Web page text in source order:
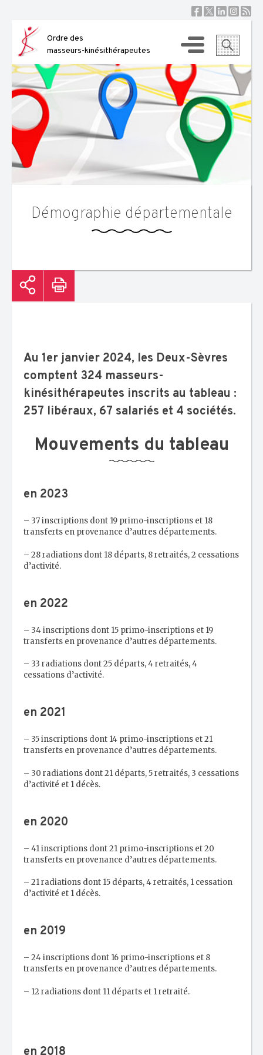
content
Ordre des
masseurs-kinésithérapeutes
Démographie départementale
Au 1er janvier 2024, les Deux-Sèvres
comptent 324 masseurs-
kinésithérapeutes inscrits au tableau :
257 libéraux, 67 salariés et 4 sociétés.
Mouvements du tableau
en 2023
– 37 inscriptions dont 19 primo-inscriptions et 18
transferts en provenance d’autres départements.
– 28 radiations dont 18 départs, 8 retraités, 2 cessations
d’activité.
en 2022
– 34 inscriptions dont 15 primo-inscriptions et 19
transferts en provenance d’autres départements.
– 33 radiations dont 25 départs, 4 retraités, 4
cessations d’activité.
en 2021
– 35 inscriptions dont 14 primo-inscriptions et 21
transferts en provenance d’autres départements.
– 30 radiations dont 21 départs, 5 retraités, 3 cessations
d’activité et 1 décès.
en 2020
– 41 inscriptions dont 21 primo-inscriptions et 20
transferts en provenance d’autres départements.
– 21 radiations dont 15 départs, 4 retraités, 1 cessation
d’activité et 1 décès.
en 2019
– 24 inscriptions dont 16 primo-inscriptions et 8
transferts en provenance d’autres départements.
– 12 radiations dont 11 départs et 1 retraité.